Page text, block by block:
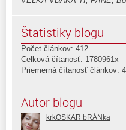
Štatistiky blogu
Počet článkov: 412
Celková čítanosť: 1780961x
Priemerná čítanosť článkov:
Autor blogu
krkOSKAR bRÁNka